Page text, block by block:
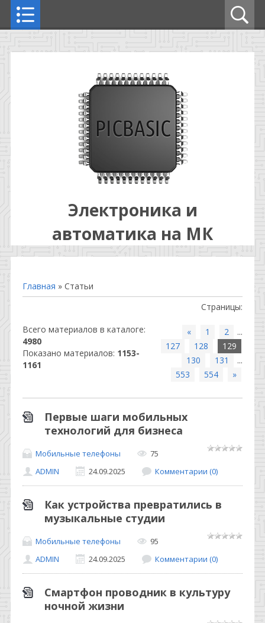
Электроника и
автоматика на МК
Главная » Статьи
Всего материалов в каталоге:
4980
Показано материалов: 1153-
1161
Страницы:
« 1 2
...
127
128
129
130
131
...
553
554 »
Первые шаги мобильных
технологий для бизнеса
Мобильные телефоны
75
ADMIN
24.09.2025 Комментарии (0)
Как устройства превратились в
музыкальные студии
Мобильные телефоны
95
ADMIN
24.09.2025 Комментарии (0)
Смартфон проводник в культуру
ночной жизни